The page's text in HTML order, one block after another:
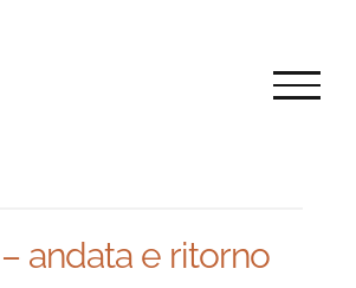
andata e ritorno